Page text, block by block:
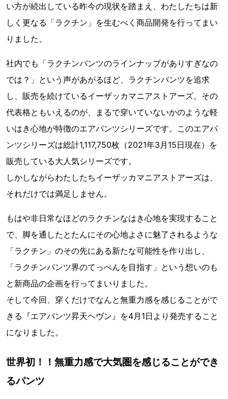
い方が続出している昨今の現状を踏まえ、わたしたちは新
しく更なる「ラクチン」を生むべく商品開発を行ってまい
りました。
社内でも「ラクチンパンツのラインナップがありすぎなの
では？」という声があがるほど、ラクチンパンツを追求
し、販売を続けているイーザッカマニアストアーズ。その
代表格ともいえるのが、まるで穿いていないかのような軽
いはき心地が特徴のエアパンツシリーズです。このエアパ
ンツシリーズは総計1,117,750枚（2021年3月15日現在）を
販売している大人気シリーズです。
しかしながらわたしたちイーザッカマニアストアーズは、
それだけでは満足しません。
もはや非日常なほどのラクチンなはき心地を実現すること
で、脚を通したとたんにその心地よさに魅了されるような
「ラクチン」のその先にある新たな可能性を作り出し、
「ラクチンパンツ界のてっぺんを目指す」という想いのも
と新商品の企画を行ってまいりました。
そして今回、穿くだけでなんと無重力感を感じることがで
きる『エアパンツ昇天ヘヴン』を4月1日より発売すること
になりました。
世界初！！無重力感で大気圏を感じることができ
るパンツ